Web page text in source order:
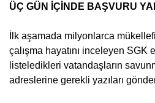
ÜÇ GÜN İÇİNDE BAŞVURU
İlk aşamada milyonlarca
çalışma hayatını inceleyen
listeledikleri vatandaşların
adreslerine gerekli yazıları